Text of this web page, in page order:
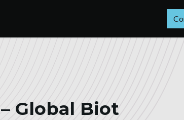
Global Biot